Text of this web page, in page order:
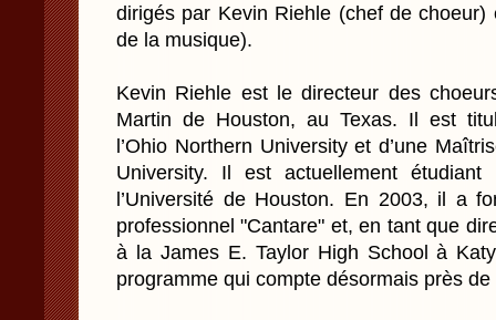
dirigés par Kevin Riehle (chef de
de la musique).
Kevin Riehle est le directeur des
Martin de Houston, au Texas. Il est
l’Ohio Northern University et d’une
University. Il est actuellement
l’Université de Houston. En 2003, il a
professionnel "Cantare" et, en tant que
à la James E. Taylor High School à
programme qui compte désormais près